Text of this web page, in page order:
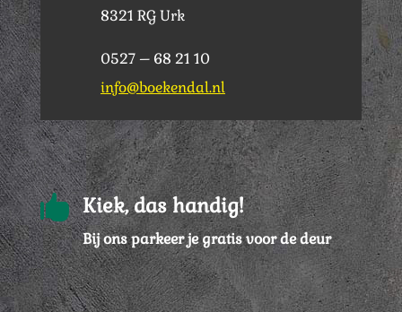
8321 RG Urk
0527 – 68 21 10
info@boekendal.nl
 Kiek, das handig!
Bij ons parkeer je gratis voor de deur